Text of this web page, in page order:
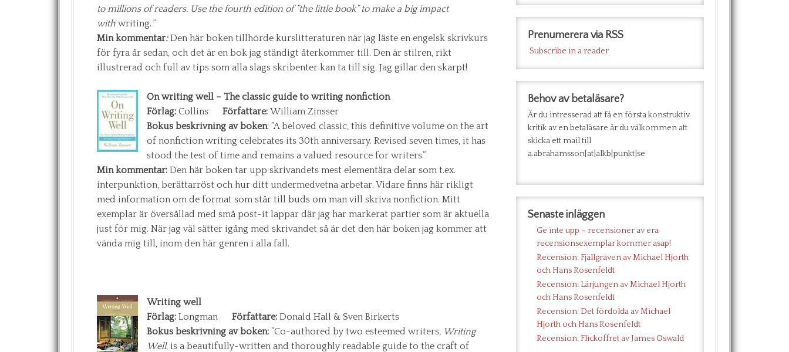
to millions of readers. Use the fourth edition of ”the little book” to make a big impact
with writing. ”
Min kommentar:Den här boken tillhörde kurslitteraturen när jag läste en engelsk skrivkurs
för fyra år sedan, och det är en bok jag ständigt återkommer till. Den är stilren, rikt
illustrerad och full av tips som alla slags skribenter kan ta till sig. Jag gillar den skarpt!
On writing well – The classic guide to writing nonfiction
Förlag: Collins Författare: William Zinsser
Bokus beskrivning av boken: ”A beloved classic, this definitive volume on the art
of nonfiction writing celebrates its 30th anniversary. Revised seven times, it has
stood the test of time and remains a valued resource for writers.”
Min kommentar: Den här boken tar upp skrivandets mest elementära delar som t.ex.
interpunktion, berättarröst och hur ditt undermedvetna arbetar. Vidare finns här rikligt
med information om de format som står till buds om man vill skriva nonfiction. Mitt
exemplar är översållad med små post-it lappar där jag har markerat partier som är aktuella
just för mig. När jag väl sätter igång med skrivandet så är det den här boken jag kommer att
vända mig till, inom den här genren i alla fall.
Writing well
Förlag: Longman Författare: Donald Hall & Sven Birkerts
Bokus beskrivning av boken: ”Co-authored by two esteemed writers, Writing
Well, is a beautifully-written and thoroughly readable guide to the craft of
Prenumerera via RSS
Subscribe in a reader
Behov av betaläsare?
Är du intresserad att få en första konstruktiv
kritik av en betaläsare är du välkommen att
skicka ett mail till
a.abrahamsson[at]alkb[punkt]se
Senaste inläggen
Ge inte upp – recensioner av era
recensionsexemplar kommer asap!
Recension: Fjällgraven av Michael Hjorth
och Hans Rosenfeldt
Recension: Lärjungen av Michael Hjorth
och Hans Rosenfeldt
Recension: Det fördolda av Michael
Hjorth och Hans Rosenfeldt
Recension: Flickoffret av James Oswald